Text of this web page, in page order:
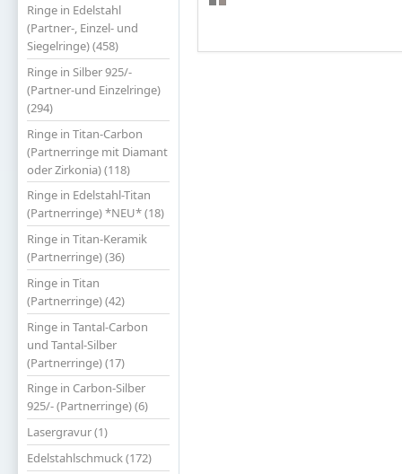
Ringe in Edelstahl
(Partner-, Einzel- und
Siegelringe) (458)
Ringe in Silber 925/-
(Partner-und Einzelringe)
(294)
Ringe in Titan-Carbon
(Partnerringe mit Diamant
oder Zirkonia) (118)
Ringe in Edelstahl-Titan
(Partnerringe) *NEU* (18)
Ringe in Titan-Keramik
(Partnerringe) (36)
Ringe in Titan
(Partnerringe) (42)
Ringe in Tantal-Carbon
und Tantal-Silber
(Partnerringe) (17)
Ringe in Carbon-Silber
925/- (Partnerringe) (6)
Lasergravur (1)
Edelstahlschmuck (172)